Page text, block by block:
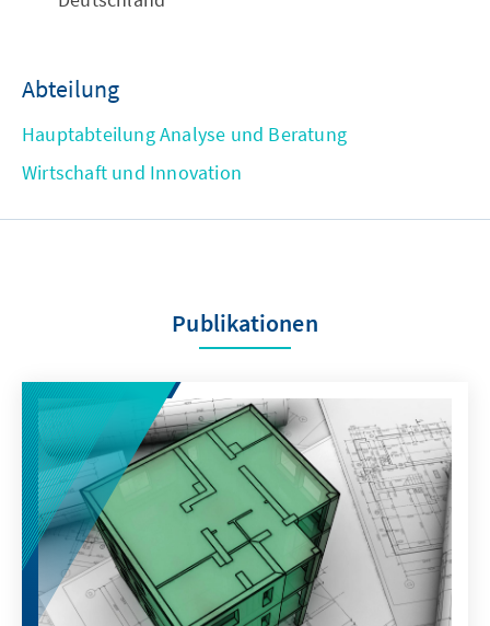
Abteilung
Hauptabteilung Analyse und Beratung
Wirtschaft und Innovation
Publikationen